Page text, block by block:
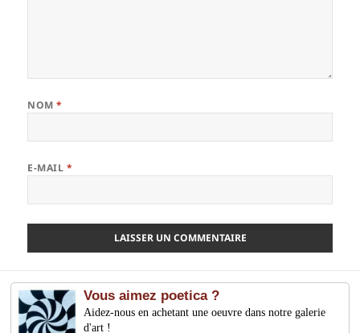
NOM*
E-MAIL *
Vous aimez poetica ?
Aidez-nous en achetant une oeuvre dans notre galerie
d'art !